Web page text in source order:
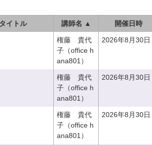
イトル 講師名 ▲ 開催日時
権藤 貴代
子（office h
ana801）
2026年8月30日
権藤 貴代
子（office h
ana801）
2026年8月30日
権藤 貴代
子（office h
ana801）
2026年8月30日